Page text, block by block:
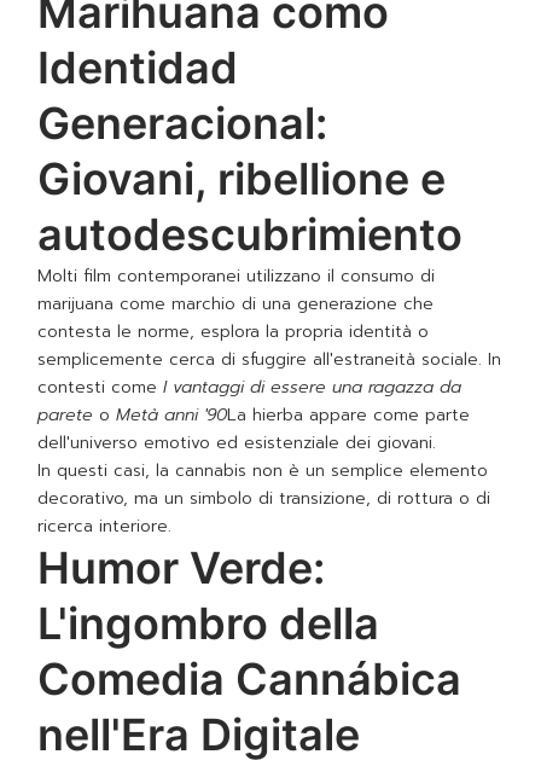
Marihuana como
Identidad
Generacional:
Giovani, ribellione e
autodescubrimiento
Molti film contemporanei utilizzano il consumo di
marijuana come marchio di una generazione che
contesta le norme, esplora la propria identità o
semplicemente cerca di sfuggire all'estraneità sociale. In
contesti comeI vantaggi di essere una ragazza da
parete oMetà anni '90La hierba appare come parte
dell'universo emotivo ed esistenziale dei giovani.
In questi casi, la cannabis non è un semplice elemento
decorativo, ma un simbolo di transizione, di rottura o di
ricerca interiore.
Humor Verde:
L'ingombro della
Comedia Cannábica
nell'Era Digitale